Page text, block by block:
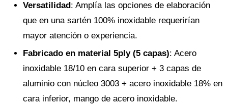
Versatilidad: Amplía las opciones de elaboración
que en una sartén 100% inoxidable requerirían
mayor atención o experiencia.
Fabricado en material 5ply (5 capas): Acero
inoxidable 18/10 en cara superior + 3 capas de
aluminio con núcleo 3003 + acero inoxidable 18% en
cara inferior, mango de acero inoxidable.